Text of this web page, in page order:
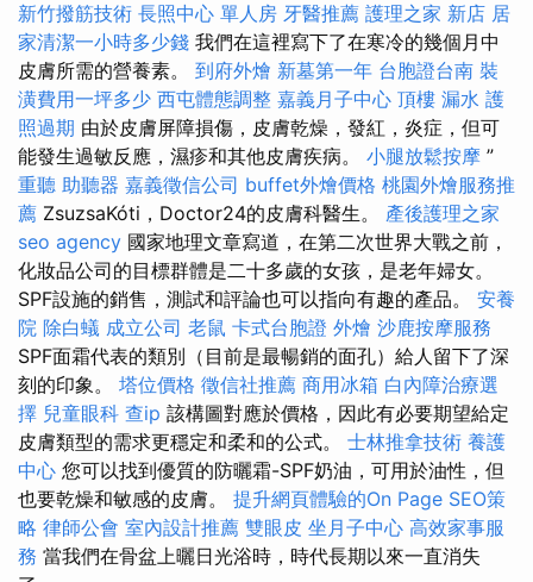
新竹撥筋技術 長照中心 單人房 牙醫推薦 護理之家 新店 居
家清潔一小時多少錢 我們在這裡寫下了在寒冷的幾個月中
皮膚所需的營養素。 到府外燴 新墓第一年 台胞證台南 裝
潢費用一坪多少 西屯體態調整 嘉義月子中心 頂樓 漏水 護
照過期 由於皮膚屏障損傷，皮膚乾燥，發紅，炎症，但可
能發生過敏反應，濕疹和其他皮膚疾病。 小腿放鬆按摩 ”
重聽 助聽器 嘉義徵信公司 buffet外燴價格 桃園外燴服務推
薦 ZsuzsaKóti，Doctor24的皮膚科醫生。 產後護理之家
seo agency 國家地理文章寫道，在第二次世界大戰之前，
化妝品公司的目標群體是二十多歲的女孩，是老年婦女。
SPF設施的銷售，測試和評論也可以指向有趣的產品。 安養
院 除白蟻 成立公司 老鼠 卡式台胞證 外燴 沙鹿按摩服務
SPF面霜代表的類別（目前是最暢銷的面孔）給人留下了深
刻的印象。 塔位價格 徵信社推薦 商用冰箱 白內障治療選
擇 兒童眼科 查ip 該構圖對應於價格，因此有必要期望給定
皮膚類型的需求更穩定和柔和的公式。 士林推拿技術 養護
中心 您可以找到優質的防曬霜-SPF奶油，可用於油性，但
也要乾燥和敏感的皮膚。 提升網頁體驗的On Page SEO策
略 律師公會 室內設計推薦 雙眼皮 坐月子中心 高效家事服
務 當我們在骨盆上曬日光浴時，時代長期以來一直消失